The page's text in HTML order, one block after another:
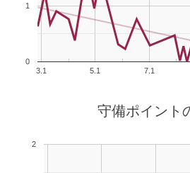
3.1 5.1 7.1
0
1
守備ポイント
2